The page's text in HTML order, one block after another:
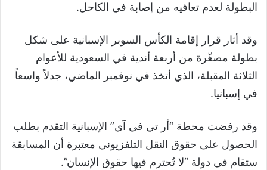
البطولة لعدم تعافيه من إصابة في الكاحل.
وقد أثار قرار إقامة الكأس السوبر الإسبانية على شكل
بطولة مصغّرة من أربعة أندية في السعودية للأعوام
الثلاثة المقبلة، الذي أتخذ في نوفمبر الماضي، جدلاً واسعاً
في إسبانيا.
وقد رفضت محطة “أر تي في آي” الإسبانية التقدم بطلب
الحصول على حقوق النقل التلفزيوني معتبرة أن المسابقة
ستقام في دولة “لا تُحترم فيها حقوق الإنسان”.